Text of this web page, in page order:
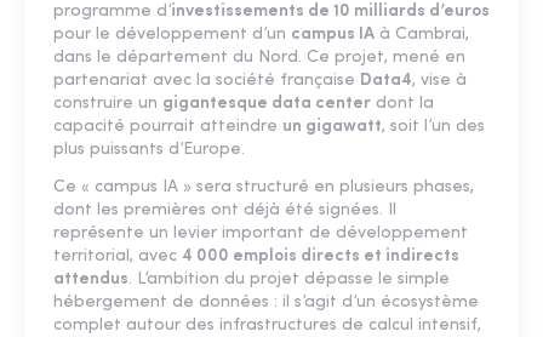
programme d’investissements de 10 milliards d’euros
pour le développement d’un campus IA à Cambrai,
dans le département du Nord. Ce projet, mené en
partenariat avec la société française Data4, vise à
construire un gigantesque data center dont la
capacité pourrait atteindre un gigawatt, soit l’un des
plus puissants d’Europe.
Ce « campus IA » sera structuré en plusieurs phases,
dont les premières ont déjà été signées. Il
représente un levier important de développement
territorial, avec 4 000 emplois directs et indirects
attendus. L’ambition du projet dépasse le simple
hébergement de données : il s’agit d’un écosystème
complet autour des infrastructures de calcul intensif,